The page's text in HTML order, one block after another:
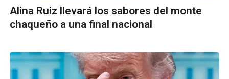
Alina Ruiz llevará los sabores del monte
chaqueño a una final nacional